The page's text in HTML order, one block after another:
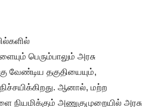
பெரும்பாலும் அரசு
வேண்டிய தகுதியையும்,
ஆனால், மற்ற
அணுகுமுறையில் அரசு